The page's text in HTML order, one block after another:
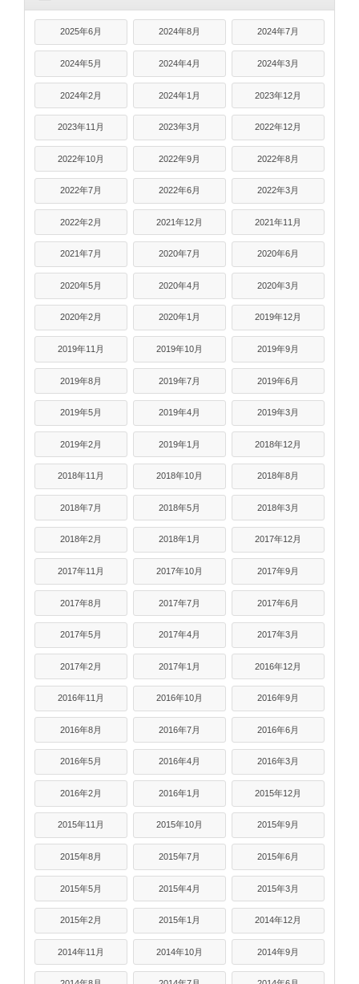
2025年6月 2024年8月 2024年7月
2024年5月 2024年4月 2024年3月
2024年2月 2024年1月 2023年12月
2023年11月 2023年3月 2022年12月
2022年10月 2022年9月 2022年8月
2022年7月 2022年6月 2022年3月
2022年2月 2021年12月 2021年11月
2021年7月 2020年7月 2020年6月
2020年5月 2020年4月 2020年3月
2020年2月 2020年1月 2019年12月
2019年11月 2019年10月 2019年9月
2019年8月 2019年7月 2019年6月
2019年5月 2019年4月 2019年3月
2019年2月 2019年1月 2018年12月
2018年11月 2018年10月 2018年8月
2018年7月 2018年5月 2018年3月
2018年2月 2018年1月 2017年12月
2017年11月 2017年10月 2017年9月
2017年8月 2017年7月 2017年6月
2017年5月 2017年4月 2017年3月
2017年2月 2017年1月 2016年12月
2016年11月 2016年10月 2016年9月
2016年8月 2016年7月 2016年6月
2016年5月 2016年4月 2016年3月
2016年2月 2016年1月 2015年12月
2015年11月 2015年10月 2015年9月
2015年8月 2015年7月 2015年6月
2015年5月 2015年4月 2015年3月
2015年2月 2015年1月 2014年12月
2014年11月 2014年10月 2014年9月